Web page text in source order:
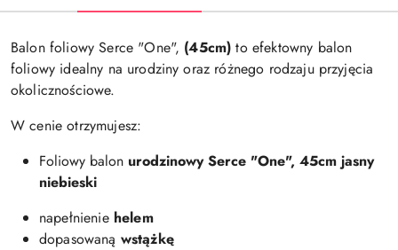
Balon foliowy Serce "One", (45cm) to efektowny balon
foliowy idealny na urodziny oraz różnego rodzaju przyjęcia
okolicznościowe.
W cenie otrzymujesz:
Foliowy balon urodzinowy Serce "One", 45cm jasny
niebieski
napełnienie helem
dopasowaną wstążkę